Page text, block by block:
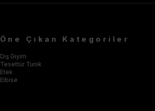
Öne Çıkan Kategoriler
Dış Giyim
Tesettür Tunik
Etek
Elbise